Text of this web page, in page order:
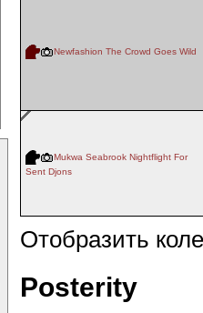
Newfashion The Crowd Goes Wild
Mukwa Seabrook Nightflight For
Sent Djons
Отобразить
Posterity